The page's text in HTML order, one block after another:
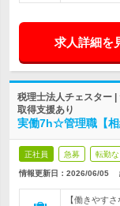
求人詳細を
税理士法人チェスター
取得支援あり
実働7h☆管理職【相
正社員 急募 転勤な
情報更新日：2026/06/05
【働きやす